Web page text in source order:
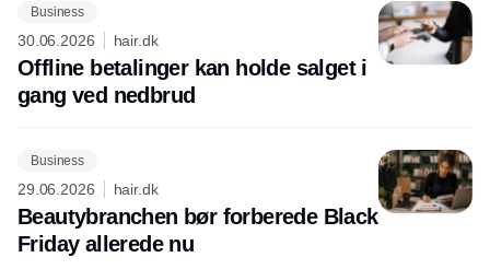
Business
30.06.2026 hair.dk
Offline betalinger kan holde salget i
gang ved nedbrud
Business
29.06.2026 hair.dk
Beautybranchen bør forberede Black
Friday allerede nu